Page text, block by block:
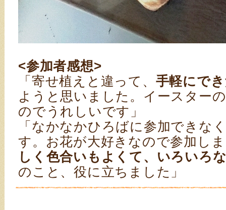
<参加者感想>
「寄せ植えと違って、 手軽にで
ようと思いました。イースター
のでうれしいです」
「なかなかひろばに参加できな
す。お花が大好きなので参加し
しく色合いもよくて、いろいろ
のこと、役に立ちました」